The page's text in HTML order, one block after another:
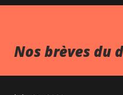
Nos brèves du